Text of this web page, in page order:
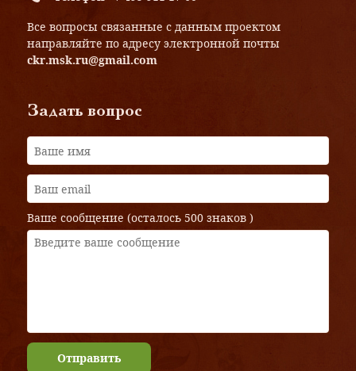
Все вопросы связанные с данным проектом
направляйте по адресу электронной почты
ckr.msk.ru@gmail.com
Задать вопрос
Ваше сообщение (осталось 500 знаков )
Отправить